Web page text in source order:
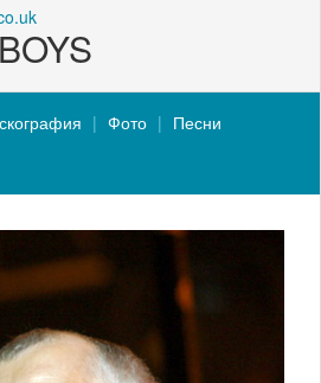
Фото
Песни